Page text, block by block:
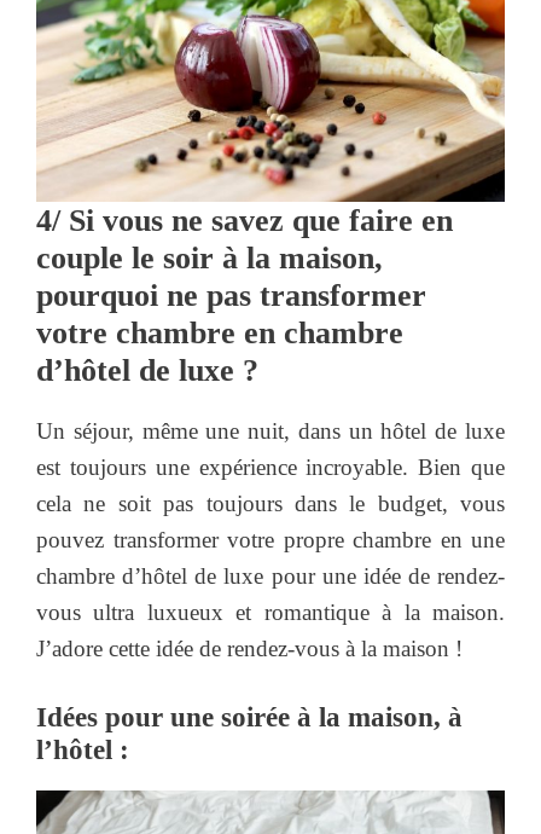
4/ Si vous ne savez que faire en
couple le soir à la maison,
pourquoi ne pas transformer
votre chambre en chambre
d’hôtel de luxe ?
Un séjour, même une nuit, dans un hôtel de luxe
est toujours une expérience incroyable. Bien que
cela ne soit pas toujours dans le budget, vous
pouvez transformer votre propre chambre en une
chambre d’hôtel de luxe pour une idée de rendez-
vous ultra luxueux et romantique à la maison.
J’adore cette idée de rendez-vous à la maison !
Idées pour une soirée à la maison, à
l’hôtel :